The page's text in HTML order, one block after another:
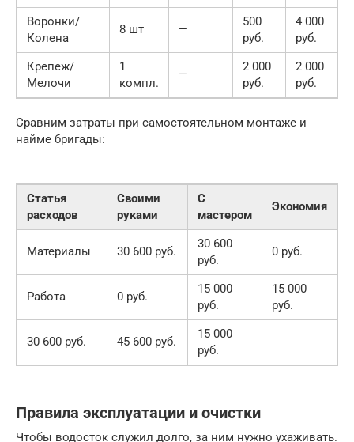
Воронки/
Колена
8 шт —
500
руб.
4 000
руб.
Крепеж/
Мелочи
1
компл.
—
2 000
руб.
2 000
руб.
Сравним затраты при самостоятельном монтаже и
найме бригады:
Статья
расходов
Своими
руками
С
мастером
Экономия
Материалы 30 600 руб.
30 600
руб.
0 руб.
Работа 0 руб.
15 000
руб.
15 000
руб.
30 600 руб. 45 600 руб.
15 000
руб.
Правила эксплуатации и очистки
Чтобы водосток служил долго, за ним нужно ухаживать.